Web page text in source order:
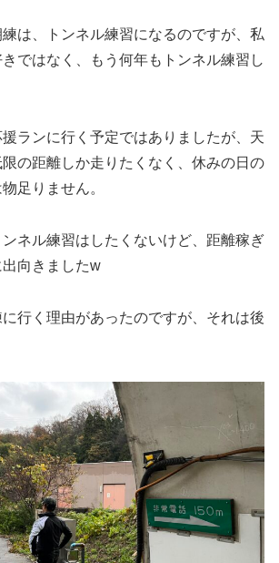
は、トンネル練習になるのですが、私
ではなく、もう何年もトンネル練習し
ランに行く予定ではありましたが、天
の距離しか走りたくなく、休みの日の
足りません。
ネル練習はしたくないけど、距離稼ぎ
向きましたw
行く理由があったのですが、それは後